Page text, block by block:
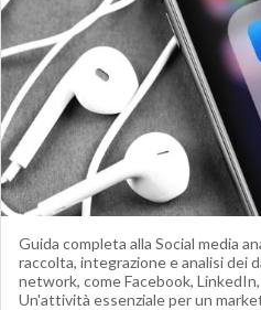
Guida completa alla Social media
raccolta, integrazione e analisi dei
network, come Facebook,
Un'attività essenziale per un